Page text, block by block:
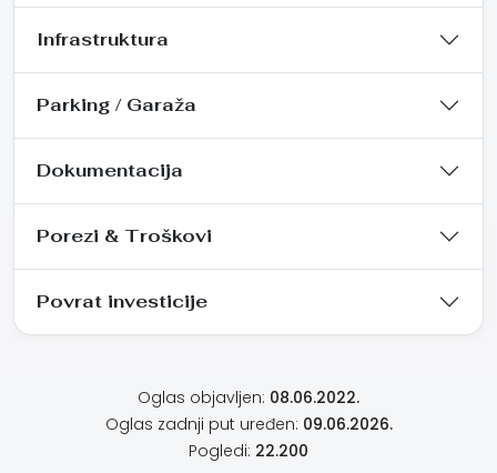
Infrastruktura
Parking / Garaža
Dokumentacija
Porezi & Troškovi
Povrat investicije
Oglas objavljen: 08.06.2022.
Oglas zadnji put uređen: 09.06.2026.
Pogledi: 22.200